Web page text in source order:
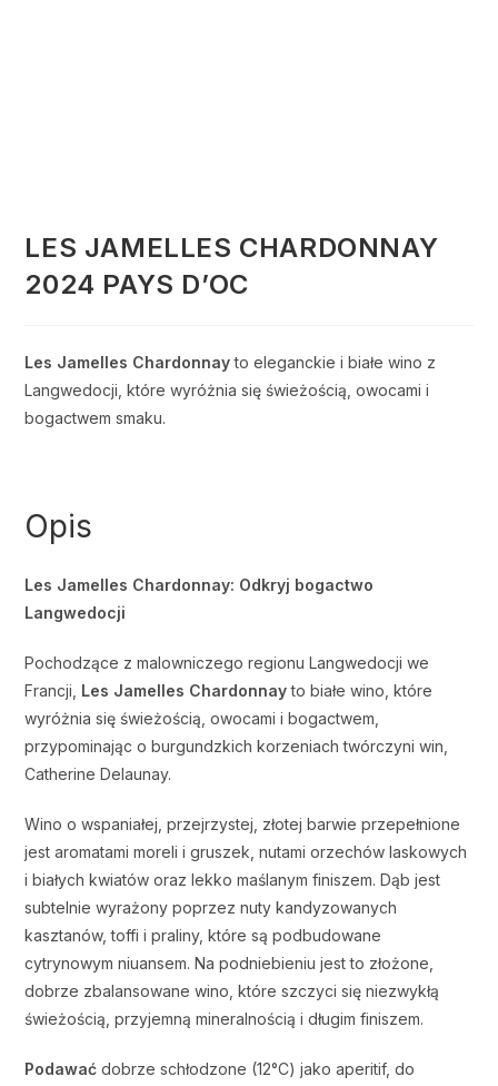
LES JAMELLES CHARDONNAY
2024 PAYS D’OC
Les Jamelles Chardonnayto eleganckie i białe wino z
Langwedocji, które wyróżnia się świeżością, owocami i
bogactwem smaku.
Opis
Les Jamelles Chardonnay: Odkryj bogactwo
Langwedocji
Pochodzące z malowniczego regionu Langwedocji we
Francji, Les Jamelles Chardonnayto białe wino, które
wyróżnia się świeżością, owocami i bogactwem,
przypominając o burgundzkich korzeniach twórczyni win,
Catherine Delaunay.
Wino o wspaniałej, przejrzystej, złotej barwie przepełnione
jest aromatami moreli i gruszek, nutami orzechów laskowych
i białych kwiatów oraz lekko maślanym finiszem. Dąb jest
subtelnie wyrażony poprzez nuty kandyzowanych
kasztanów, toffi i praliny, które są podbudowane
cytrynowym niuansem. Na podniebieniu jest to złożone,
dobrze zbalansowane wino, które szczyci się niezwykłą
świeżością, przyjemną mineralnością i długim finiszem.
Podawać dobrze schłodzone (12°C) jako aperitif, do